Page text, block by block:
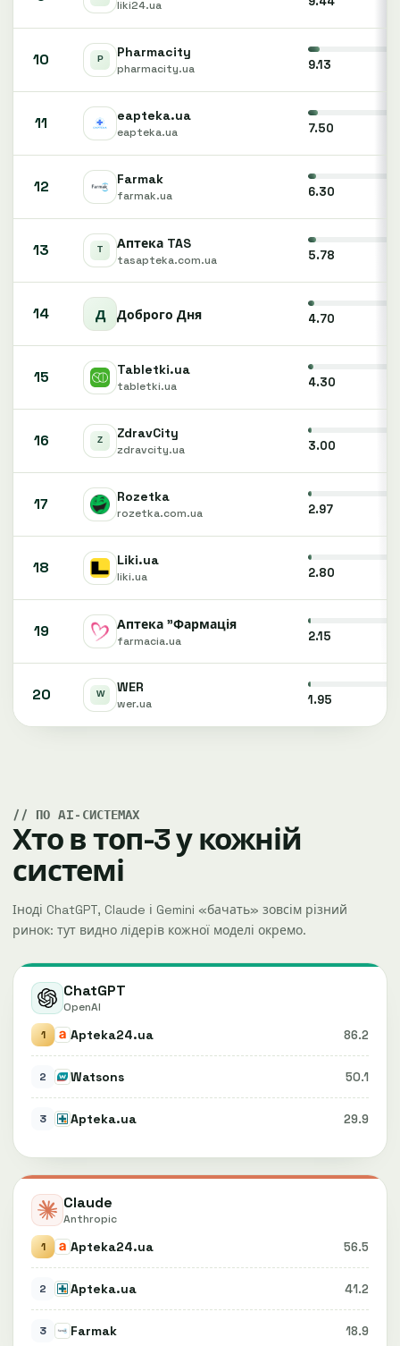
liki24.ua
10 Pharmacity
pharmacity.ua 9.13
11 eapteka.ua
eapteka.ua 7.50
12 Farmak
farmak.ua 6.30
13 Аптека TAS
tasapteka.com.ua 5.78
14 Д Доброго Дня 4.70
15 Tabletki.ua
tabletki.ua 4.30
16 ZdravCity
zdravcity.ua 3.00
17 Rozetka
rozetka.com.ua 2.97
18 Liki.ua
liki.ua 2.80
19 Аптека "Фармація
farmacia.ua 2.15
20 WER
wer.ua 1.95
ПО AI-СИСТЕМАХ
Хто в топ-3 у кожній
системі
Іноді ChatGPT, Claude і Gemini «бачать» зовсім різний
ринок: тут видно лідерів кожної моделі окремо.
ChatGPT
OpenAI
1
Apteka24.ua 86.2
2 Watsons 50.1
3 Apteka.ua 29.9
Claude
Anthropic
1
Apteka24.ua 56.5
2 Apteka.ua 41.2
3 Farmak 18.9